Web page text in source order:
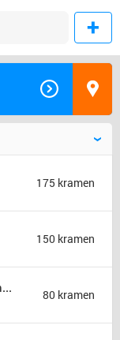
175 kramen
150 kramen
Rommelmarkt tijdens feeste t&#039;ename 80 kramen